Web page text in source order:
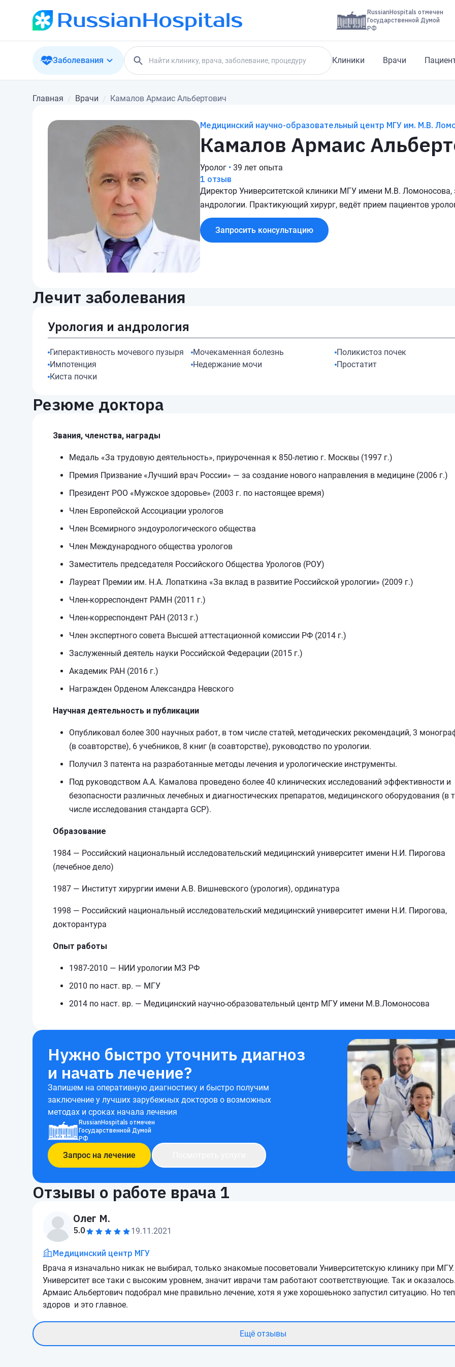
RussianHospitals отмечен
Государственной Думой
РФ
Заболевания Клиники Врачи
Главная Врачи Камалов Армаис Альбертович
Медицинский научно-образовательный центр МГУ им. М.В.
Камалов Армаис
Уролог • 39 лет опыта
1 отзыв
Директор Университетской клиники МГУ имени М.В.
андрологии. Практикующий хирург, ведёт прием пациентов
Запросить консультацию
Лечит заболевания
Урология и андрология
Гиперактивность мочевого пузыря
Импотенция
Киста почки
Мочекаменная болезнь
Недержание мочи
Поликистоз почек
Простатит
Резюме доктора
Звания, членства, награды
Медаль «За трудовую деятельность», приуроченная к 850-летию г. Москвы (1997 г.)
Премия Призвание «Лучший врач России» — за создание нового направления в медицине (2006 г.)
Президент РОО «Мужское здоровье» (2003 г. по настоящее время)
Член Европейской Ассоциации урологов
Член Всемирного эндоурологического общества
Член Международного общества урологов
Заместитель председателя Российского Общества Урологов (РОУ)
Лауреат Премии им. Н.А. Лопаткина «За вклад в развитие Российской урологии» (2009 г.)
Член-корреспондент РАМН (2011 г.)
Член-корреспондент РАН (2013 г.)
Член экспертного совета Высшей аттестационной комиссии РФ (2014 г.)
Заслуженный деятель науки Российской Федерации (2015 г.)
Академик РАН (2016 г.)
Награжден Орденом Александра Невского
Научная деятельность и публикации
Опубликовал более 300 научных работ, в том числе статей, методических рекомендаций, 3
(в соавторстве), 6 учебников, 8 книг (в соавторстве), руководство по урологии.
Получил 3 патента на разработанные методы лечения и урологические инструменты.
Под руководством А.А. Камалова проведено более 40 клинических исследований эффективности и
безопасности различных лечебных и диагностических препаратов, медицинского оборудования (в
числе исследования стандарта GCP).
Образование
1984 — Российский национальный исследовательский медицинский университет имени Н.И. Пирогова
(лечебное дело)
1987 — Институт хирургии имени А.В. Вишневского (урология), ординатура
1998 — Российский национальный исследовательский медицинский университет имени Н.И. Пирогова,
докторантура
Опыт работы
1987-2010 — НИИ урологии МЗ РФ
2010 по наст. вр. — МГУ
2014 по наст. вр. — Медицинский научно-образовательный центр МГУ имени М.В.Ломоносова
Нужно быстро уточнить диагноз
и начать лечение?
Запишем на оперативную диагностику и быстро получим
заключение у лучших зарубежных докторов о возможных
методах и сроках начала лечения
RussianHospitals отмечен
Государственной Думой
РФ
Запрос на лечение
Отзывы о работе врача 1
Олег М.
5.0 19.11.2021
Медицинский центр МГУ
Врача я изначально никак не выбирал, только знакомые посоветовали Университетскую клинику при МГУ.
Университет все таки с высоким уровнем, значит иврачи там работают соответствующие. Так и оказалось.
Армаис Альбертович подобрал мне правильно лечение, хотя я уже хорошеьноко запустил ситуацию. Но
здоров и это главное.
Ещё отзывы